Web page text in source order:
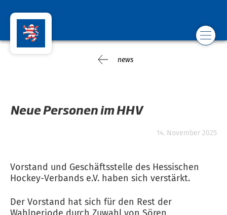
news
Neue Personen im HHV
14. November 2025
Vorstand und Geschäftsstelle des Hessischen
Hockey-Verbands e.V. haben sich verstärkt.
Der Vorstand hat sich für den Rest der